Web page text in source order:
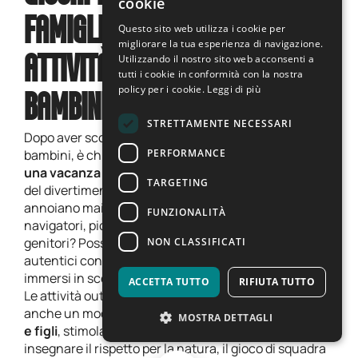
FAMIGLIE GRAZIE ALLE
ATTIVITÀ OUTDOOR PER
BAMBINI E RAGAZZI
Dopo aver scoperto tutte le attività outdoor per
bambini, è chiaro: la Val di Sole è la meta ideale per
una vacanza in famiglia
del divertimento e della natura. Qui i bambini non si
annoiano mai, anzi… diventano esploratori, ciclisti,
navigatori, piccoli artigiani e mini survivalisti. E i
genitori? Possono finalmente vivere momenti
autentici con i propri figli, lontano dalla routine e
immersi in scenari da favola.
Le attività outdoor non sono solo divertimento, ma
anche un modo per
rafforzare il legame tra genitori
e figli, stimolare la curiosità dei più piccoli e
insegnare il rispetto per la natura, il gioco di squadra
Questo sito web utilizza i cookie per
migliorare la tua esperienza di navigazione.
Utilizzando il nostro sito web acconsenti a
tutti i cookie in conformità con la nostra
policy per i cookie. Leggi di più
STRETTAMENTE NECESSARI
PERFORMANCE
TARGETING
FUNZIONALITÀ
NON CLASSIFICATI
ACCETTA TUTTO RIFIUTA TUTTO
MOSTRA DETTAGLI